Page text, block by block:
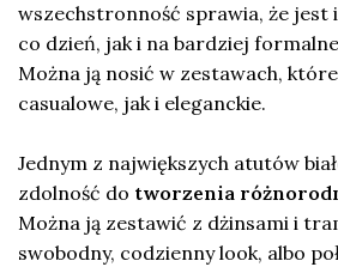
wszechstronność sprawia, że jest
co dzień, jak i na bardziej
Można ją nosić w zestawach,
casualowe, jak i eleganckie.
Jednym z największych atutów
zdolność do tworzenia
Można ją zestawić z dżinsami i
swobodny, codzienny look, albo